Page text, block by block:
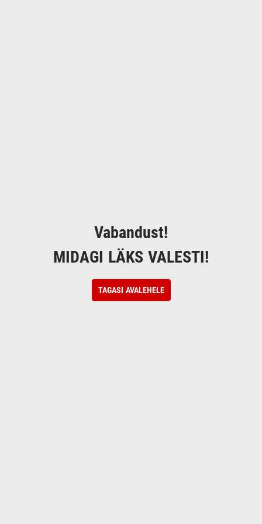
Vabandust!
MIDAGI LÄKS VALESTI!
TAGASI AVALEHELE